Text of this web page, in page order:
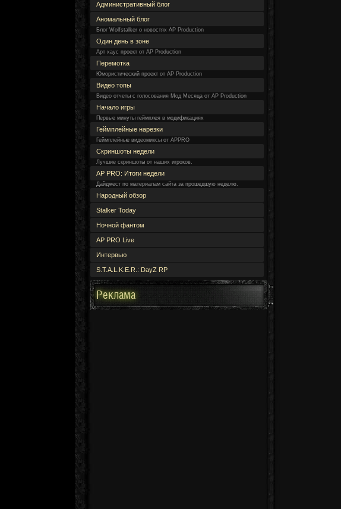
Административный блог
Аномальный блог
Блог Wolfstalker о новостях AP Production
Один день в зоне
Арт хаус проект от AP Production
Перемотка
Юмористический проект от AP Production
Видео топы
Видео отчеты с голосования Мод Месяца от AP Production
Начало игры
Первые минуты геймплея в модификациях
Геймплейные нарезки
Геймплейные видеомиксы от APPRO
Скриншоты недели
Лучшие скриншоты от наших игроков.
AP PRO: Итоги недели
Дайджест по материалам сайта за прошедшую неделю.
Народный обзор
Stalker Today
Ночной фантом
AP PRO Live
Интервью
S.T.A.L.K.E.R.: DayZ RP
Реклама